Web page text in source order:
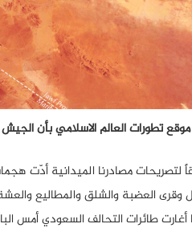
موقع تطورات العالم الاسلامي بأن
لتصريحات مصادرنا الميدانية أدّت
وقرى العضبة والشلق والمطاليع
أغارت طائرات التحالف السعودي أمس